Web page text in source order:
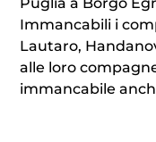
Immancabili i
Lautaro,
alle loro
immancabile